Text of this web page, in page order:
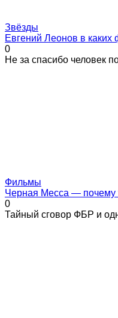
Звёзды
Евгений Леонов в
0
Не за спасибо человек
Фильмы
Черная Месса — почему
0
Тайный сговор ФБР и